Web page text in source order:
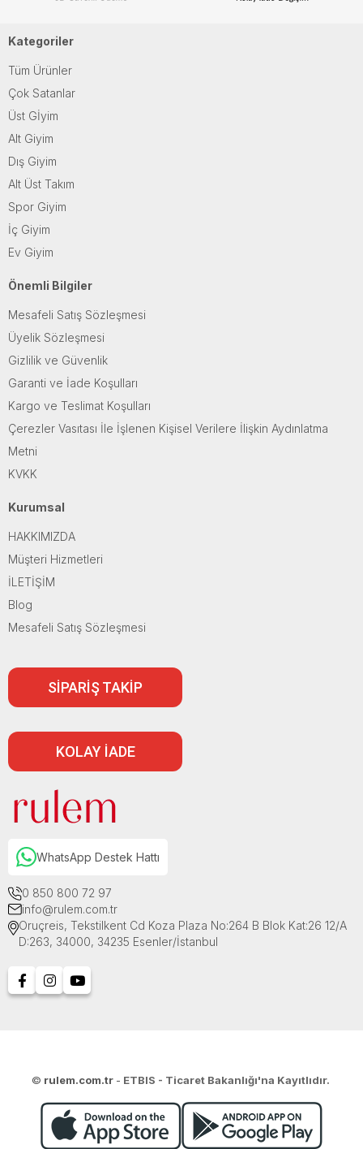
Kategoriler
Tüm Ürünler
Çok Satanlar
Üst Gİyim
Alt Giyim
Dış Giyim
Alt Üst Takım
Spor Giyim
İç Giyim
Ev Giyim
Önemli Bilgiler
Mesafeli Satış Sözleşmesi
Üyelik Sözleşmesi
Gizlilik ve Güvenlik
Garanti ve İade Koşulları
Kargo ve Teslimat Koşulları
Çerezler Vasıtası İle İşlenen Kişisel Verilere İlişkin Aydınlatma
Metni
KVKK
Kurumsal
HAKKIMIZDA
Müşteri Hizmetleri
İLETİŞİM
Blog
Mesafeli Satış Sözleşmesi
SİPARİŞ TAKİP
KOLAY İADE
WhatsApp Destek Hattı
0 850 800 72 97
info@rulem.com.tr
Oruçreis, Tekstilkent Cd Koza Plaza No:264 B Blok Kat:26 12/A
D:263, 34000, 34235 Esenler/İstanbul
© rulem.com.tr - ETBIS - Ticaret Bakanlığı'na Kayıtlıdır.